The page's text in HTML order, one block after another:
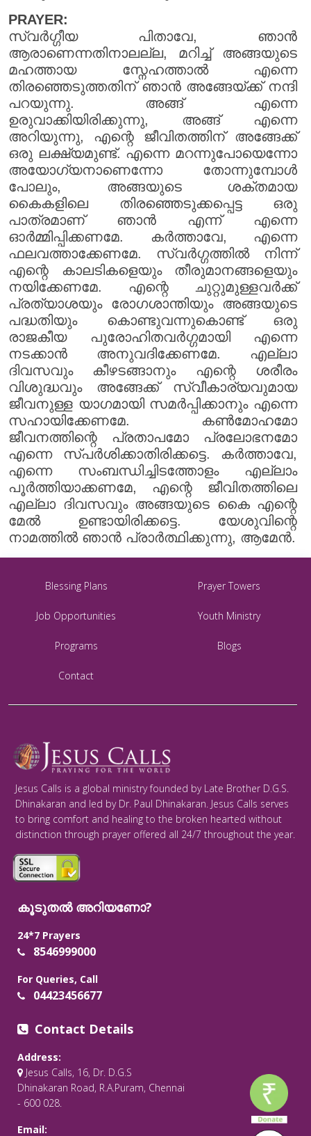
PRAYER:
സ്വർഗ്ഗീയ പിതാവേ, ഞാൻ
ആരാണെന്നതിനാലല്ല, മറിച്ച് അങ്ങയുടെ
മഹത്തായ സ്നേഹത്താൽ എന്നെ
തിരഞ്ഞെടുത്തതിന് ഞാൻ അങ്ങേയ്ക്ക് നന്ദി
പറയുന്നു. അങ്ങ് എന്നെ
ഉരുവാക്കിയിരിക്കുന്നു, അങ്ങ് എന്നെ
അറിയുന്നു, എന്റെ ജീവിതത്തിന് അങ്ങേക്ക്
ഒരു ലക്ഷ്യമുണ്ട്. എന്നെ മറന്നുപോയെന്നോ
അയോഗ്യനാണെന്നോ തോന്നുമ്പോൾ
പോലും, അങ്ങയുടെ ശക്തമായ
കൈകളിലെ തിരഞ്ഞെടുക്കപ്പെട്ട ഒരു
പാത്രമാണ് ഞാൻ എന്ന് എന്നെ
ഓർമ്മിപ്പിക്കണമേ. കർത്താവേ, എന്നെ
ഫലവത്താക്കേണമേ. സ്വർഗ്ഗത്തിൽ നിന്ന്
എന്റെ കാലടികളെയും തീരുമാനങ്ങളെയും
നയിക്കേണമേ. എന്റെ ചുറ്റുമുള്ളവർക്ക്
പ്രത്യാശയും രോഗശാന്തിയും അങ്ങയുടെ
പദ്ധതിയും കൊണ്ടുവന്നുകൊണ്ട് ഒരു
രാജകീയ പുരോഹിതവർഗ്ഗമായി എന്നെ
നടക്കാൻ അനുവദിക്കേണമേ. എല്ലാ
ദിവസവും കീഴടങ്ങാനും എന്റെ ശരീരം
വിശുദ്ധവും അങ്ങേക്ക് സ്വീകാര്യവുമായ
ജീവനുള്ള യാഗമായി സമർപ്പിക്കാനും എന്നെ
സഹായിക്കേണമേ. കൺമോഹമോ
ജീവനത്തിന്റെ പ്രതാപമോ പ്രലോഭനമോ
എന്നെ സ്പർശിക്കാതിരിക്കട്ടെ. കർത്താവേ,
എന്നെ സംബന്ധിച്ചിടത്തോളം എല്ലാം
പൂർത്തിയാക്കണമേ, എന്റെ ജീവിതത്തിലെ
എല്ലാ ദിവസവും അങ്ങയുടെ കൈ എന്റെ
മേൽ ഉണ്ടായിരിക്കട്ടെ. യേശുവിന്റെ
നാമത്തിൽ ഞാൻ പ്രാർത്ഥിക്കുന്നു, ആമേൻ.
Blessing Plans Prayer Towers
Job Opportunities Youth Ministry
Programs Blogs
Contact
Jesus Calls is a global ministry founded by Late Brother D.G.S.
Dhinakaran and led by Dr. Paul Dhinakaran. Jesus Calls serves
to bring comfort and healing to the broken hearted without
distinction through prayer offered all 24/7 throughout the year.
കൂടുതൽ അറിയണോ?
24*7 Prayers
8546999000
For Queries, Call
04423456677
Contact Details
Address:
Jesus Calls, 16, Dr. D.G.S
Dhinakaran Road, R.A.Puram, Chennai
- 600 028.
Email: